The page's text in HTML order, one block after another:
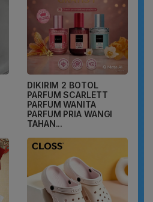
DIKIRIM 2 BOTOL
PARFUM SCARLETT
PARFUM WANITA
PARFUM PRIA WANGI
TAHAN...